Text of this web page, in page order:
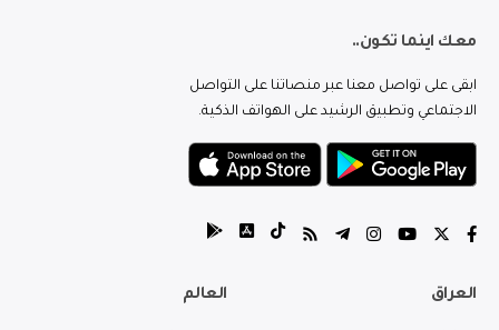
معك اينما تكون..
ابقى على تواصل معنا عبر منصاتنا على التواصل
الاجتماعي وتطبيق الرشيد على الهواتف الذكية.
العراق العالم